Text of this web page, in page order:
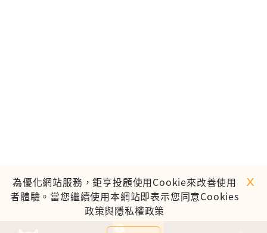
0
為優化網站服務，鉅亨投顧使用Cookie來改善使用
者體驗。當您繼續使用本網站即表示您同意Cookies
政策與隱私權政策
ｘ